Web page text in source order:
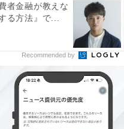
その違いを地頭のせい
『ベースが違っても、
員同じ。だからこそ、
して見ていきたいです
け身に付く子と、30し
のこと。それでもオト
者金融が教えな
る方法』で...
Recommended by